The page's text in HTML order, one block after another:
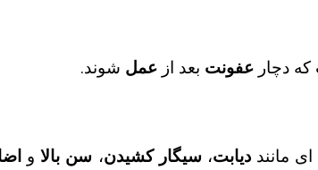
دچار عفونت بعد از عمل شوند.
ماننددیابت،سیگار کشیدن، سن بالاو